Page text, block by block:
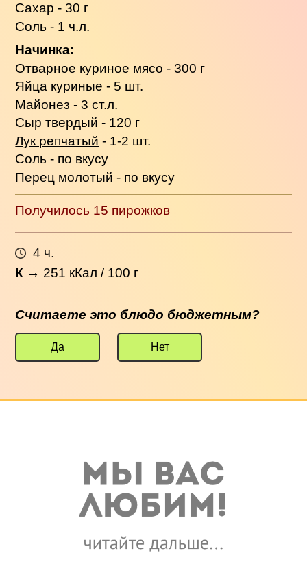
Сахар - 30 г
Соль - 1 ч.л.
Начинка:
Отварное куриное мясо - 300 г
Яйца куриные - 5 шт.
Майонез - 3 ст.л.
Сыр твердый - 120 г
Лук репчатый - 1-2 шт.
Соль - по вкусу
Перец молотый - по вкусу
Получилось 15 пирожков
4 ч.
К → 251 кКал / 100 г
Считаете это блюдо бюджетным?
Да Нет